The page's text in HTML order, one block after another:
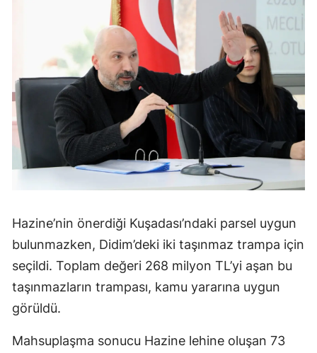
Hazine’nin önerdiği Kuşadası’ndaki parsel uygun
bulunmazken, Didim’deki iki taşınmaz trampa için
seçildi. Toplam değeri 268 milyon TL’yi aşan bu
taşınmazların trampası, kamu yararına uygun
görüldü.
Mahsuplaşma sonucu Hazine lehine oluşan 73